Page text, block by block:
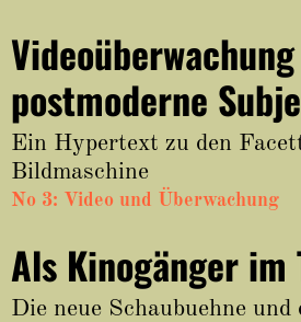
postmoderne
Ein Hypertext zu den
Bildmaschine
No 3: Video und Überwachung
Als Kinogänger im
Die neue Schaubuehne